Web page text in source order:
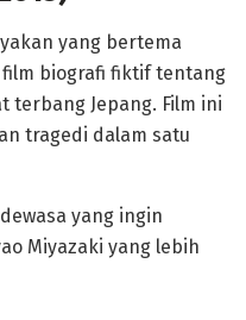
yang bertema
biografi fiktif tentang
terbang Jepang. Film ini
tragedi dalam satu
yang ingin
Miyazaki yang lebih